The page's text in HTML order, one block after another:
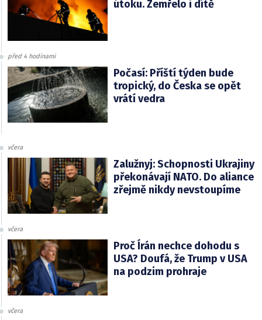
útoku. Zemřelo i dítě
před 4 hodinami
Počasí: Příští týden bude
tropický, do Česka se opět
vrátí vedra
včera
Zalužnyj: Schopnosti Ukrajiny
překonávají NATO. Do aliance
zřejmě nikdy nevstoupíme
včera
Proč Írán nechce dohodu s
USA? Doufá, že Trump v USA
na podzim prohraje
včera